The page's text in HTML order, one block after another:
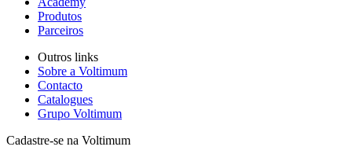
Produtos
Parceiros
Outros links
Sobre a Voltimum
Contacto
Catalogues
Grupo Voltimum
Cadastre-se na Voltimum